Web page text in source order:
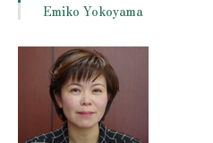
Emiko Yokoyama